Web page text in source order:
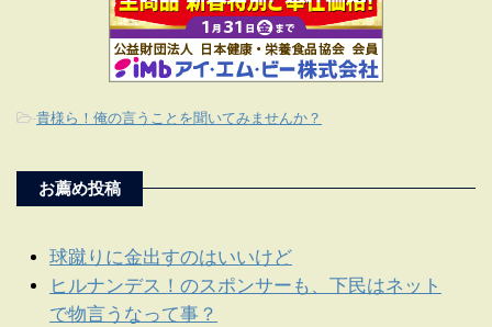
-貴様ら！俺の言うことを聞いてみませんか？
お薦め投稿
球蹴りに金出すのはいいけど
ヒルナンデス！のスポンサーも、下民はネット
で物言うなって事？